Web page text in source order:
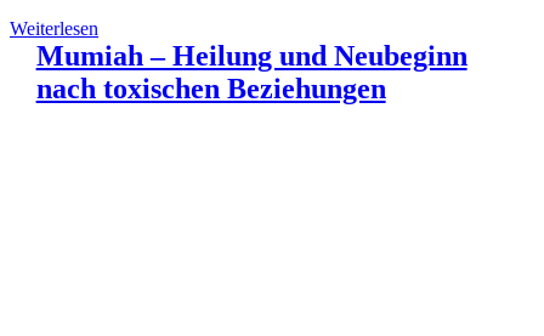
Weiterlesen
Mumiah – Heilung und Neubeginn
nach toxischen Beziehungen